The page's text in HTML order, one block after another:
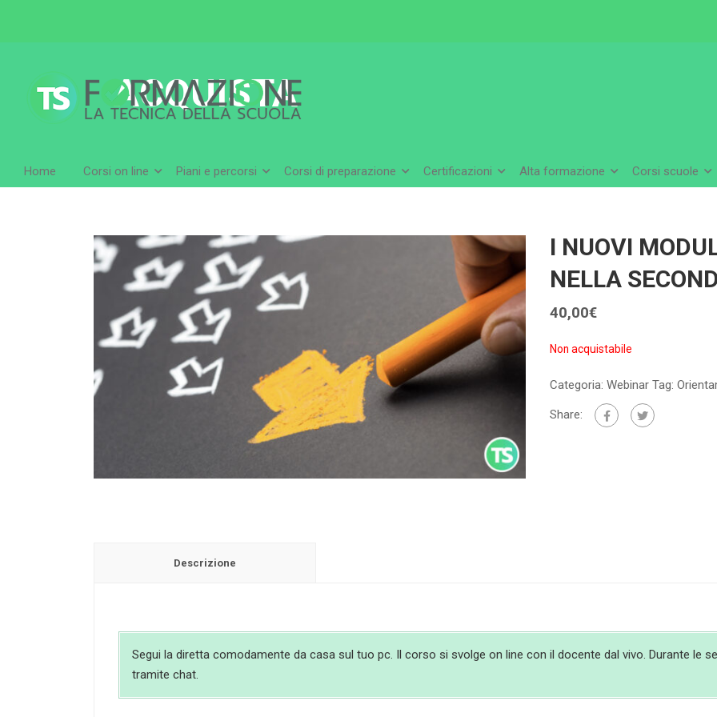
Home Corsi on line Piani e percorsi Corsi di preparazione Certificazioni Alta formazione Corsi scuole
ACQUISTA
I NUOVI
NELLA
40,00€
Non acquistabile
Categoria: Webinar Tag:
Share:
Descrizione
Segui la diretta comodamente da casa sul tuo pc. Il corso si svolge on line con il docente dal vivo. Durante le
tramite chat.